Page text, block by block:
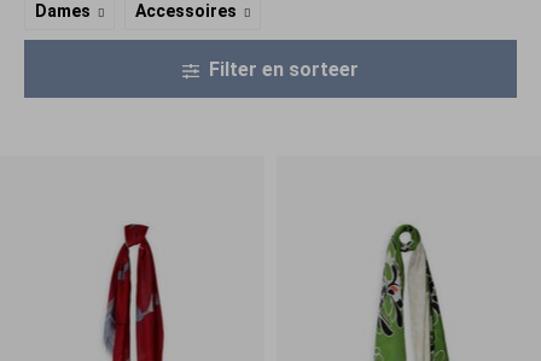
Dames Accessoires
Filter en sorteer